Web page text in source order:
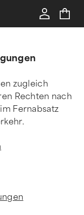
zugleich
Rechten nach
Fernabsatz